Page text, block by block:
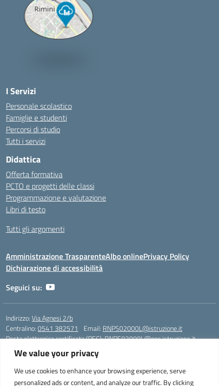
We value your privacy
We use cookies to enhance your browsing experience, serve
personalized ads or content, and analyze our traffic. By clicking
I Servizi
Personale scolastico
Famiglie e studenti
Percorsi di studio
Tutti i servizi
Didattica
Offerta formativa
PCTO e progetti delle classi
Programmazione e valutazione
Libri di testo
Tutti gli argomenti
Amministrazione TrasparenteAlbo onlinePrivacy Policy
Dichiarazione di accessibilità
Seguici su:
Indirizzo:Via Agnesi 2/b
Centralino:0541 382571 Email: RNPS02000L@istruzione.it
Posta elettronica certificata (PEC):RNPS02000L@pec.istruzione.it
Codice fiscale: 82009530401
Codice meccanografico: RNPS02000L